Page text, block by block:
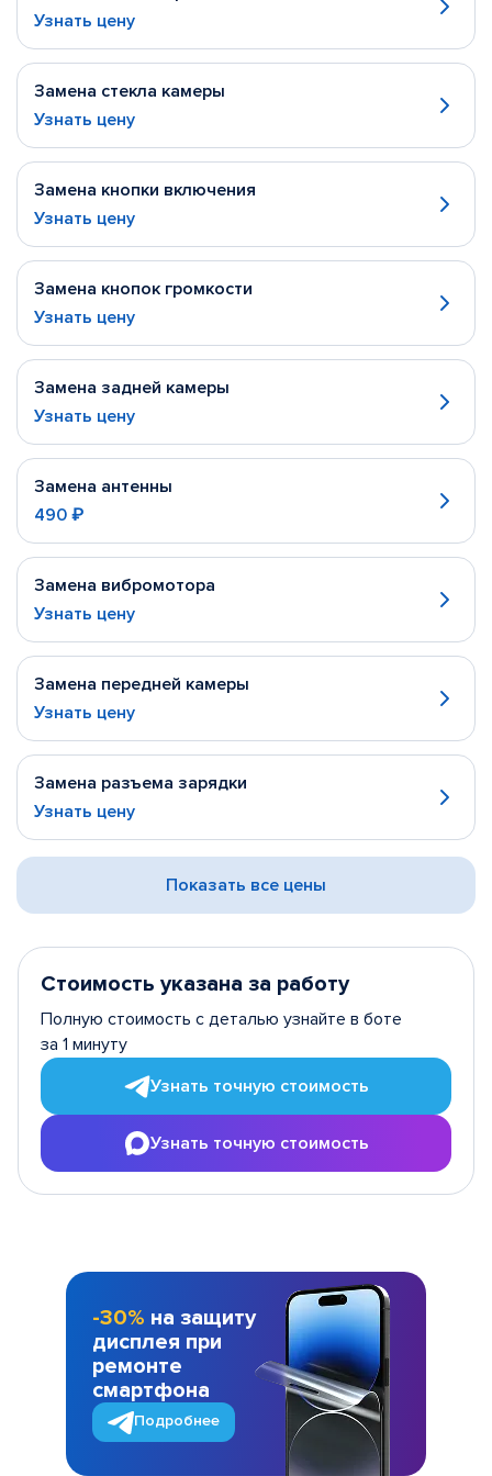
Узнать цену
Замена стекла камеры
Узнать цену
Замена кнопки включения
Узнать цену
Замена кнопок громкости
Узнать цену
Замена задней камеры
Узнать цену
Замена антенны
490 ₽
Замена вибромотора
Узнать цену
Замена передней камеры
Узнать цену
Замена разъема зарядки
Узнать цену
Показать все цены
Стоимость указана за работу
Полную стоимость с деталью узнайте в боте
за 1 минуту
Узнать точную стоимость
Узнать точную стоимость
-30% на защиту
дисплея при
ремонте
смартфона
Подробнее